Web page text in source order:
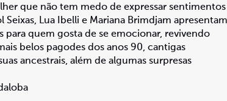
que não tem medo de expressar sentimentos
Seixas, Lua Ibelli e Mariana Brimdjam apresentam
para quem gosta de se emocionar, revivendo
belos pagodes dos anos 90, cantigas
ancestrais, além de algumas surpresas